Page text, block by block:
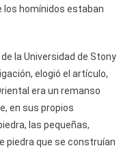
los homínidos estaban
la Universidad de Stony
elogió el artículo,
era un remanso
en sus propios
las pequeñas,
piedra que se construían